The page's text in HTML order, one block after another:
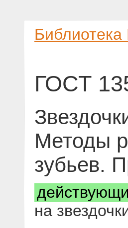
ГОСТ
Методы
зубьев.
на